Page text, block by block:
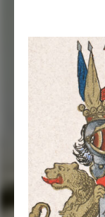
hållande i
öfra fältet
alla kanter
åtfölgdt af
af korsset
granat,
kulor. Uti
en
deröfver